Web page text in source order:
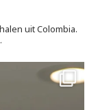
uit Colombia.